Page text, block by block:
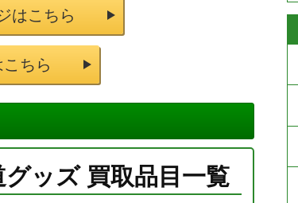
はこちら
ちら
グッズ 買取品目一覧